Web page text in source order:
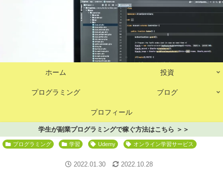
ホーム 投資
プログラミング ブログ
プロフィール
学生が副業プログラミングで稼ぐ方法はこちら ＞＞
プログラミング 学習 Udemy オンライン学習サービス
2022.10.28
2022.01.30